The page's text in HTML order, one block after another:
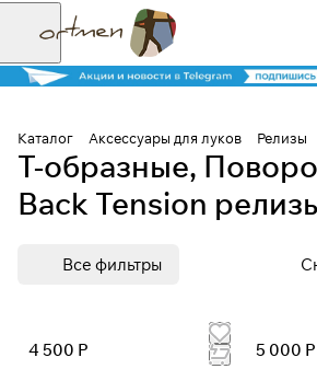
Каталог Аксессуары для луков Релизы
Т-образные,
Back Tension
Все фильтры
4 500 Р
5 000 Р
Для клиентов всех банков
оплату на части
Сегодня